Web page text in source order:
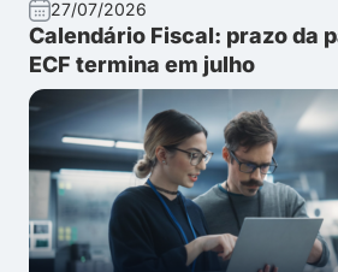
27/07/2026
Calendário Fiscal: prazo da
ECF termina em julho